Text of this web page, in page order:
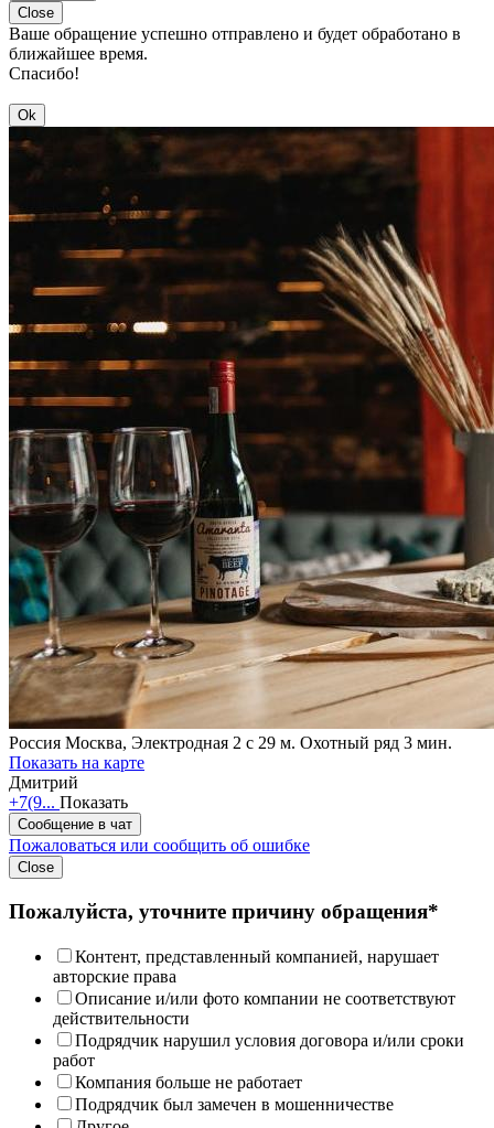
Close
Ваше обращение успешно отправлено и будет обработано в
ближайшее время.
Спасибо!
Ok
Россия Москва, Электродная 2 с 29 м. Охотный ряд 3 мин.
Показать на карте
Дмитрий
+7(9... Показать
Сообщение в чат
Пожаловаться или сообщить об ошибке
Close
Пожалуйста, уточните причину обращения*
Контент, представленный компанией, нарушает
авторские права
Описание и/или фото компании не соответствуют
действительности
Подрядчик нарушил условия договора и/или сроки
работ
Компания больше не работает
Подрядчик был замечен в мошенничестве